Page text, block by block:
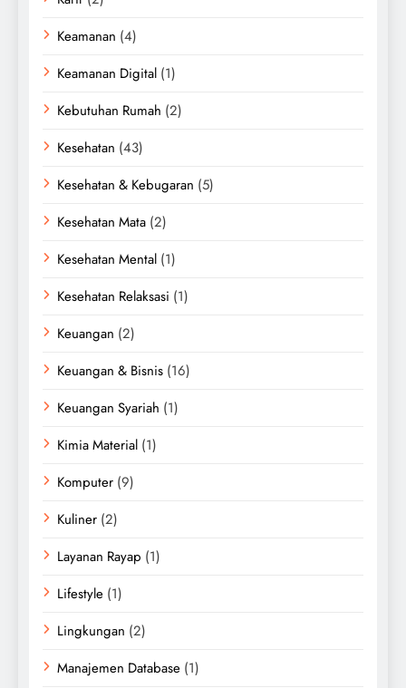
Keamanan (4)
Keamanan Digital (1)
Kebutuhan Rumah (2)
Kesehatan (43)
Kesehatan & Kebugaran (5)
Kesehatan Mata (2)
Kesehatan Mental (1)
Kesehatan Relaksasi (1)
Keuangan (2)
Keuangan & Bisnis (16)
Keuangan Syariah (1)
Kimia Material (1)
Komputer (9)
Kuliner (2)
Layanan Rayap (1)
Lifestyle (1)
Lingkungan (2)
Manajemen Database (1)